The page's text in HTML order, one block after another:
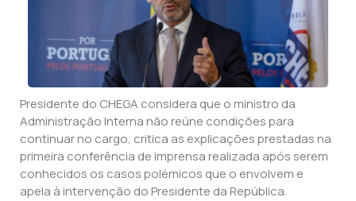
Presidente do CHEGA considera que o ministro da
Administração Interna não reúne condições para
continuar no cargo, critica as explicações prestadas na
primeira conferência de imprensa realizada após serem
conhecidos os casos polémicos que o envolvem e
apela à intervenção do Presidente da República.